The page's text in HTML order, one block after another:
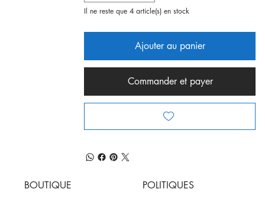
Il ne reste que 4 article(s) en stock
Ajouter au panier
Commander et payer
BOUTIQUE POLITIQUES